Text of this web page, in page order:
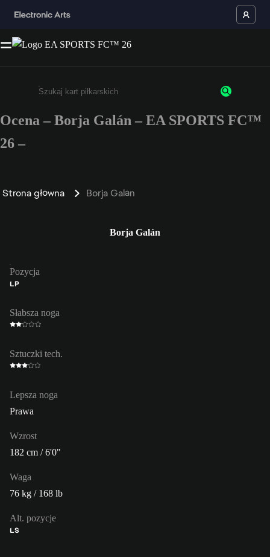
Wpisz co najmniej 3 znaki lub cyfry.
Ocena – Borja Galán – EA SPORTS FC™
26 –
Strona główna Borja Galán
Borja Galán
Pozycja
LP
Słabsza noga
Sztuczki tech.
Lepsza noga
Prawa
Wzrost
182 cm / 6'0"
Waga
76 kg / 168 lb
Alt. pozycje
LS